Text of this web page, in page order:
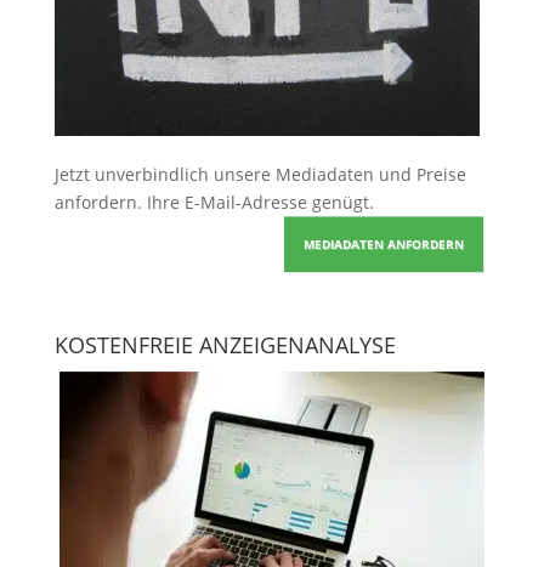
Jetzt unverbindlich unsere Mediadaten und Preise
anfordern. Ihre E-Mail-Adresse genügt.
MEDIADATEN ANFORDERN
KOSTENFREIE ANZEIGENANALYSE